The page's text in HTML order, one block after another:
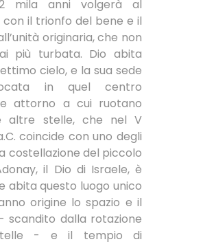
mila anni volgerà al
il trionfo del bene e il
originaria, che non
più turbata. Dio abita
cielo, e la sua sede
in quel centro
attorno a cui ruotano
altre stelle, che nel V
coincide con uno degli
costellazione del piccolo
il Dio di Israele, è
abita questo luogo unico
origine lo spazio e il
scandito dalla rotazione
- e il tempio di